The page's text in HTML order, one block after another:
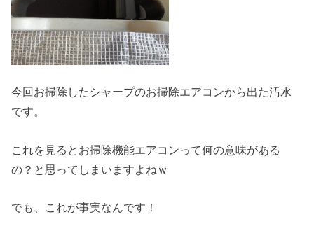
今回お掃除したシャープのお掃除エアコンから出た汚水
です。
これを見るとお掃除機能エアコンって何の意味がある
の？と思ってしまいますよねｗ
でも、これが事実なんです！